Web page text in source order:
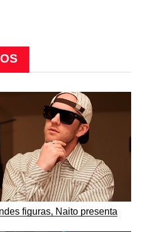
figuras, Naito presenta